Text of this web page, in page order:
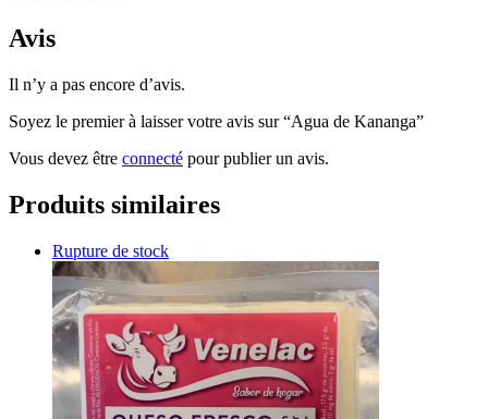
Avis
Il n’y a pas encore d’avis.
Soyez le premier à laisser votre avis sur “Agua de Kananga”
Vous devez être connecté pour publier un avis.
Produits similaires
Rupture de stock